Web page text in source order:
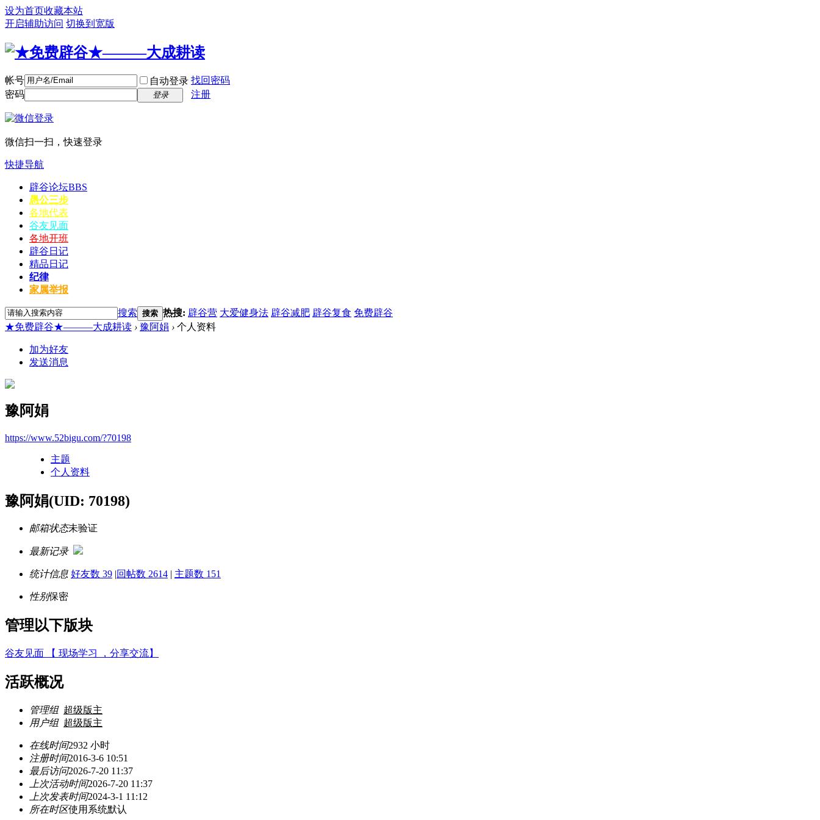
设为首页收藏本站
开启辅助访问 切换到宽版
帐号 自动登录 找回密码
密码
登录 注册
微信扫一扫，快速登录
快捷导航
辟谷论坛BBS
愚公三步
各地代表
谷友见面
各地开班
辟谷日记
精品日记
纪律
家属举报
搜索 搜索 热搜: 辟谷营 大爱健身法 辟谷减肥 辟谷复食 免费辟谷
★免费辟谷★———大成耕读 › 豫阿娟 › 个人资料
加为好友
发送消息
豫阿娟
https://www.52bigu.com/?70198
主题
个人资料
豫阿娟(UID: 70198)
邮箱状态未验证
最新记录
统计信息 好友数 39 |回帖数 2614 | 主题数 151
性别保密
管理以下版块
谷友见面 【 现场学习 ，分享交流】
活跃概况
管理组 超级版主
用户组 超级版主
在线时间2932 小时
注册时间2016-3-6 10:51
最后访问2026-7-20 11:37
上次活动时间2026-7-20 11:37
上次发表时间2024-3-1 11:12
所在时区使用系统默认